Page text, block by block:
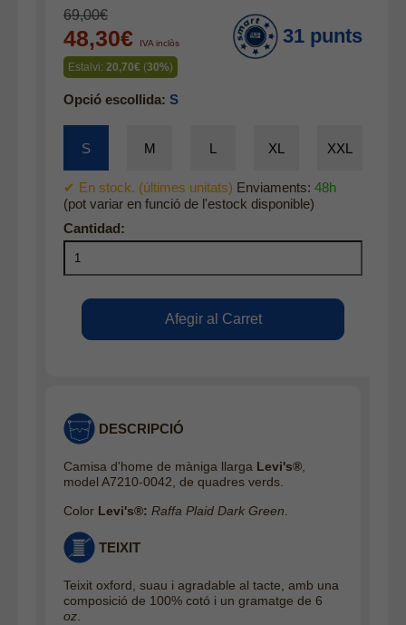
Cinturons
Bufandes i mocadors
Calçat
Gavardina estiu home
Gavardina hivern home
Mitjons
Pana dona
Roba interior
69,00€
48,30€ IVA inclòs
Estalvi: 20,70€ (30%)
31 punts
Opció escollida: S
S M L XL XXL
✔ En stock. (últimes unitats) Enviaments: 48h
(pot variar en funció de l'estock disponible)
DESCRIPCIÓ
Camisa d'home de màniga llarga Levi's®
model A7210-0042, de quadres verds.
Color Levi's®: Raffa Plaid Dark Green
TEIXIT
Teixit oxford, suau i agradable al tacte, amb una
composició de 100% cotó i un gramatge de 6
oz